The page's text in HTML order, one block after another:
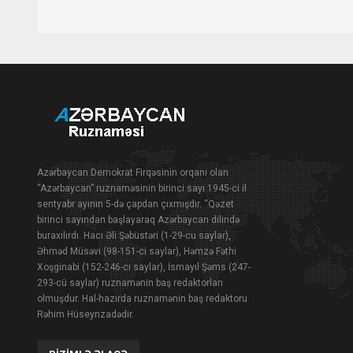
Azərbaycan Demokrat Firqəsinin orqanı olan
“Azərbaycan” ruznaməsinin birinci sayı 1945-ci il
sentyabr ayının 5-də çapdan çıxmışdır. “Qəzet
birinci sayından başlayaraq Azərbaycan dilində
buraxılırdı. Hacı Əli Şəbüstəri (1-29-cu saylar),
Əhməd Müsəvi (98-151-ci saylar), Həmzə Fəthi
Xoşginabi (152-246-cı saylar), İsmayıl Şəms (247-
293-cü saylar) ruznamənin baş redaktorları
olmuşdur. Hal-hazırda ruznamənin baş redaktoru
Rəhim Hüseynzadədir.